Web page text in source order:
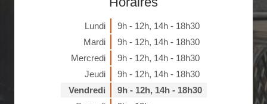
Lundi 9h - 12h, 14h - 18h30
Mardi
9h - 12h, 14h - 18h30
Mercredi
9h - 12h, 14h - 18h30
Jeudi
9h - 12h, 14h - 18h30
Vendredi
9h - 12h, 14h - 18h30